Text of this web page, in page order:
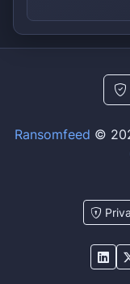
Ransomfeed ©